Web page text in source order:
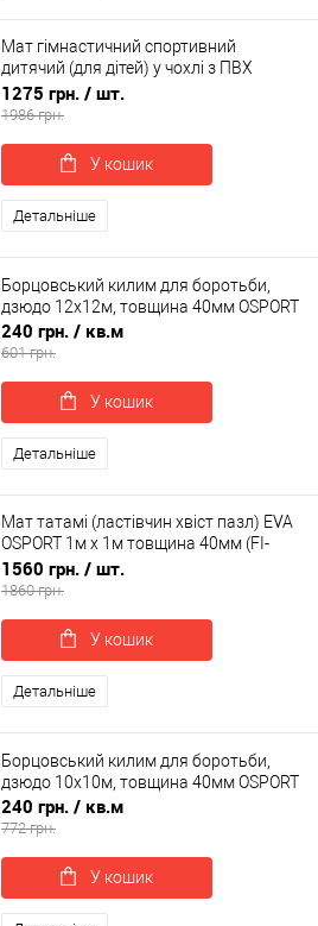
Мат гімнастичний спортивний
дитячий (для дітей) у чохлі з ПВХ
OSPORT 1м х 0.7м товщина 10см (OF-
0132)
1275 грн. / шт.
1986 грн.
У кошик
Детальніше
Борцовський килим для боротьби,
дзюдо 12x12м, товщина 40мм OSPORT
240 грн. / кв.м
601 грн.
У кошик
Детальніше
Мат татамі (ластівчин хвіст пазл) EVA
OSPORT 1м х 1м товщина 40мм (FI-
0010-40)
1560 грн. / шт.
1860 грн.
У кошик
Детальніше
Борцовський килим для боротьби,
дзюдо 10х10м, товщина 40мм OSPORT
240 грн. / кв.м
772 грн.
У кошик